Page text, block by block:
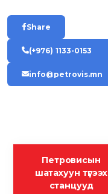
Share
(+976) 1133-0153
info@petrovis.mn
Петровисын
шатахуун түгээх
станцууд